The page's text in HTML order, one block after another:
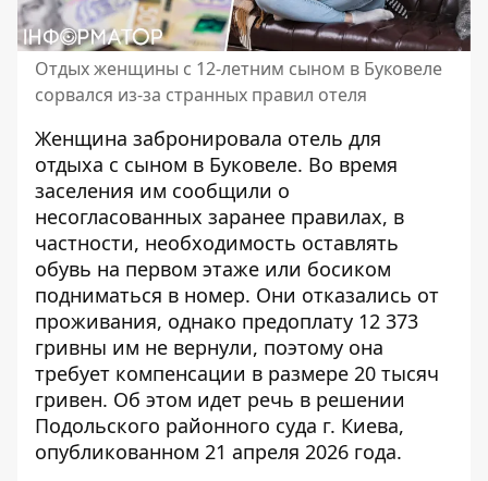
Отдых женщины с 12-летним сыном в Буковеле
сорвался из-за странных правил отеля
Женщина забронировала отель для
отдыха с сыном в Буковеле. Во время
заселения им сообщили о
несогласованных заранее правилах, в
частности, необходимость оставлять
обувь на первом этаже или босиком
подниматься в номер. Они отказались от
проживания, однако предоплату 12 373
гривны им не вернули, поэтому она
требует компенсации в размере 20 тысяч
гривен. Об этом идет речь в решении
Подольского районного суда г. Киева,
опубликованном 21 апреля 2026 года.